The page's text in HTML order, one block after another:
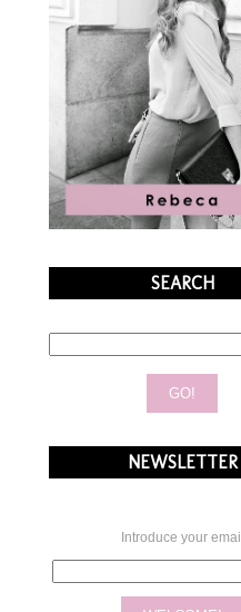
SEARCH
NEWSLETTER
Introduce your email